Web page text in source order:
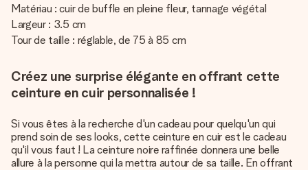
Matériau : cuir de buffle en pleine fleur, tannage végétal
Largeur : 3.5 cm
Tour de taille : réglable, de 75 à 85 cm
Créez une surprise élégante en offrant cette
ceinture en cuir personnalisée !
Si vous êtes à la recherche d'un cadeau pour quelqu'un qui
prend soin de ses looks, cette ceinture en cuir est le cadeau
qu'il vous faut ! La ceinture noire raffinée donnera une belle
allure à la personne qui la mettra autour de sa taille. En offrant